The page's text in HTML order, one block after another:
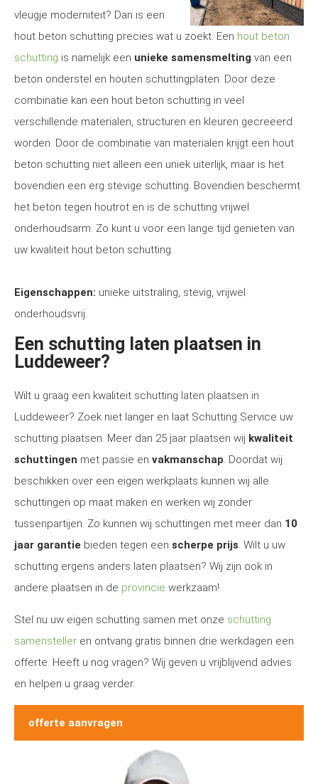
vleugje moderniteit? Dan is een
hout beton schutting precies wat u zoekt. Een hout beton
schutting is namelijk een unieke samensmelting van een
beton onderstel en houten schuttingplaten. Door deze
combinatie kan een hout beton schutting in veel
verschillende materialen, structuren en kleuren gecreëerd
worden. Door de combinatie van materialen krijgt een hout
beton schutting niet alleen een uniek uiterlijk, maar is het
bovendien een erg stevige schutting. Bovendien beschermt
het beton tegen houtrot en is de schutting vrijwel
onderhoudsarm. Zo kunt u voor een lange tijd genieten van
uw kwaliteit hout beton schutting.
Eigenschappen: unieke uitstraling, stevig, vrijwel
onderhoudsvrij.
Een schutting laten plaatsen in
Luddeweer?
Wilt u graag een kwaliteit schutting laten plaatsen in
Luddeweer? Zoek niet langer en laat Schutting Service uw
schutting plaatsen. Meer dan 25 jaar plaatsen wij kwaliteit
schuttingen met passie en vakmanschap. Doordat wij
beschikken over een eigen werkplaats kunnen wij alle
schuttingen op maat maken en werken wij zonder
tussenpartijen. Zo kunnen wij schuttingen met meer dan 10
jaar garantie bieden tegen een scherpe prijs. Wilt u uw
schutting ergens anders laten plaatsen? Wij zijn ook in
andere plaatsen in de provincie werkzaam!
Stel nu uw eigen schutting samen met onze schutting
samensteller en ontvang gratis binnen drie werkdagen een
offerte. Heeft u nog vragen? Wij geven u vrijblijvend advies
en helpen u graag verder.
offerte aanvragen